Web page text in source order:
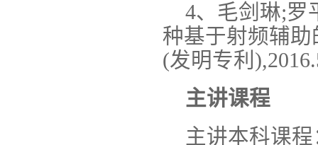
4、毛剑琳;罗
种基于射频辅
(发明专利
主讲课程
主讲本科课